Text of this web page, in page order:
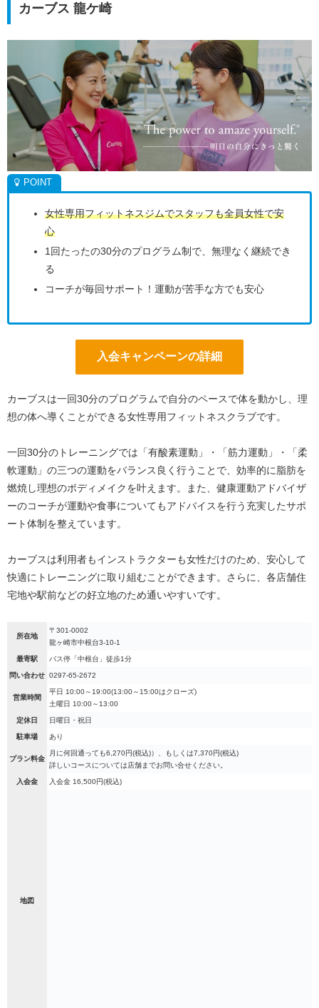
カーブス 龍ケ崎
女性専用フィットネスジムでスタッフも全員女性で安
心
1回たったの30分のプログラム制で、無理なく継続でき
る
コーチが毎回サポート！運動が苦手な方でも安心
入会キャンペーンの詳細
カーブスは一回30分のプログラムで自分のペースで体を動かし、理
想の体へ導くことができる女性専用フィットネスクラブです。
一回30分のトレーニングでは「有酸素運動」・「筋力運動」・「柔
軟運動」の三つの運動をバランス良く行うことで、効率的に脂肪を
燃焼し理想のボディメイクを叶えます。また、健康運動アドバイザ
ーのコーチが運動や食事についてもアドバイスを行う充実したサポ
ート体制を整えています。
カーブスは利用者もインストラクターも女性だけのため、安心して
快適にトレーニングに取り組むことができます。さらに、各店舗住
宅地や駅前などの好立地のため通いやすいです。
所在地
〒301-0002
龍ヶ崎市中根台3-10-1
最寄駅 バス停「中根台」徒歩1分
問い合わせ 0297-65-2672
営業時間
平日 10:00～19:00(13:00～15:00はクローズ)
土曜日 10:00～13:00
定休日 日曜日・祝日
駐車場 あり
プラン料金
月に何回通っても6,270円(税込)）、もしくは7,370円(税込)
詳しいコースについては店舗までお問い合せください。
入会金 入会金 16,500円(税込)
地図